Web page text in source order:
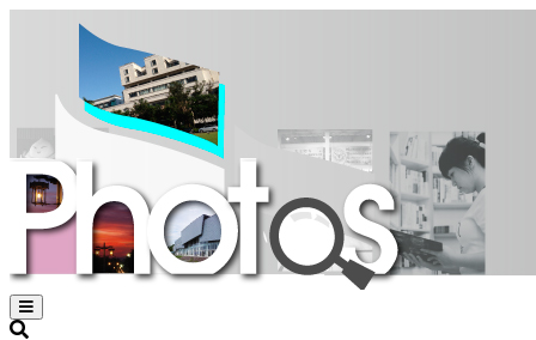
Open
sidebar
Search